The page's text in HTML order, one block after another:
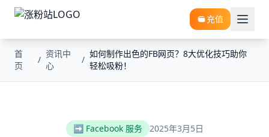
充值
首
页
/
资讯中
心
/
如何制作出色的FB网页？8大优化技巧助你
轻松吸粉！
➡️ Facebook 服务 2025年3月5日